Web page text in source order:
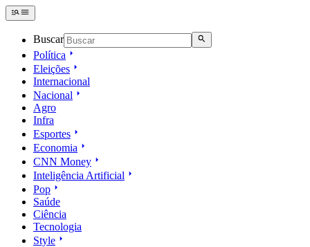
Buscar
Política
Eleições
Internacional
Nacional
Agro
Infra
Esportes
Economia
CNN Money
Inteligência Artificial
Pop
Saúde
Ciência
Tecnologia
Style